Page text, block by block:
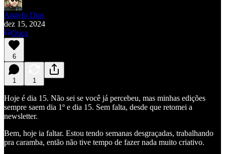
Angelo Dias
dez 15, 2024
Ouça
6
1 1
Hoje é dia 15. Não sei se você já percebeu, mas minhas edições
sempre saem dia 1º e dia 15. Sem falta, desde que retomei a
newsletter.
Bem, hoje ia faltar. Estou tendo semanas desgraçadas, trabalhando
pra caramba, então não tive tempo de fazer nada muito criativo.